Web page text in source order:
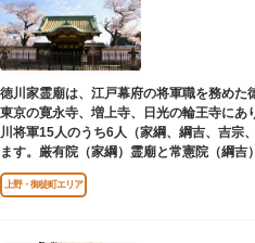
徳川家霊廟は、江戸幕府の将軍職を務めた
東京の寛永寺、増上寺、日光の輪王寺にあ
川将軍15人のうち6人（家綱、綱吉、吉宗
ます。厳有院（家綱）霊廟と常憲院（綱
（1945）の空襲で大部分を焼失しました。
上野・御徒町エリア